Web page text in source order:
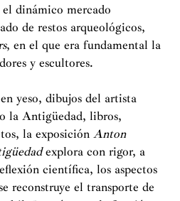
dinámico mercado
de restos arqueológicos,
, en el que era fundamental la
y escultores.
yeso, dibujos del artista
la Antigüedad, libros,
la exposición Anton
explora con rigor, a
científica, los aspectos
reconstruye el transporte de